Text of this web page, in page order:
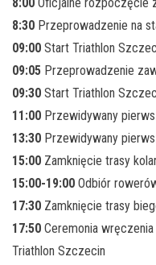
8:30 Przeprowadzenie na
09:00 Start Triathlon
09:05 Przeprowadzenie
09:30 Start Triathlon
11:00 Przewidywany
13:30 Przewidywany
15:00 Zamknięcie trasy
15:00-19:00 Odbiór
17:30 Zamknięcie trasy
17:50 Ceremonia
Triathlon Szczecin